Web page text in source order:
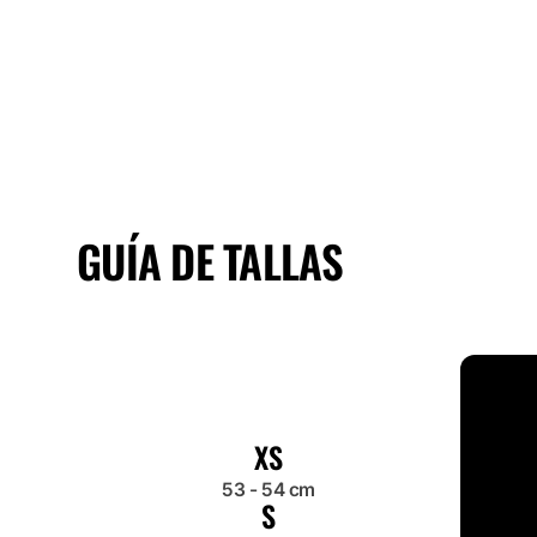
GUÍA DE TALLAS
XS
53 - 54 cm
S